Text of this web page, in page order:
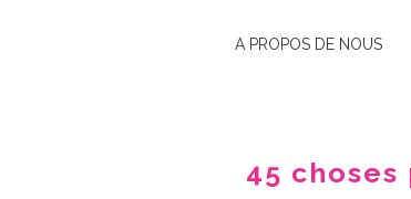
A PROPOS DE NOUS
45